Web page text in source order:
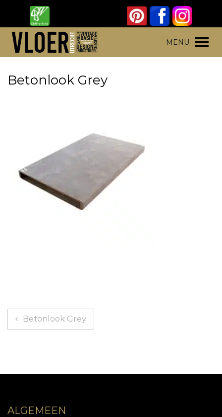
content
MENU
Betonlook Grey
Berichtnavigatie
Betonlook Grey
ALGEMEEN